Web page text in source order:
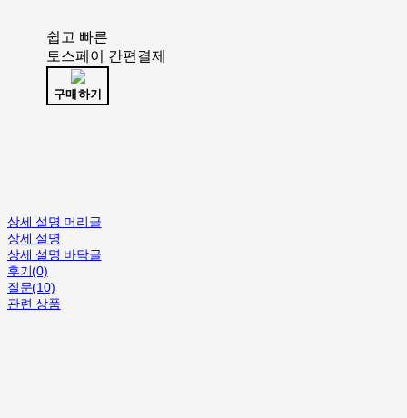
쉽고 빠른
토스페이 간편결제
구매하기
상세 설명 머리글
상세 설명
상세 설명 바닥글
후기(0)
질문(10)
관련 상품